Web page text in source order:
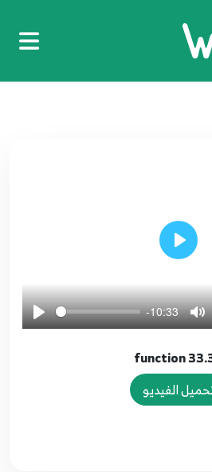
-10:33
Play
33.31
الفيديو
24.22 - List ( first - last - isEmpty -
-